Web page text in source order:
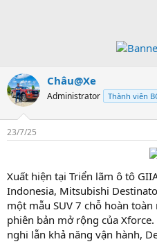
Châu@Xe
Administrator Thành viên
23/7/25
Xuất hiện tại Triển lãm ô tô
Indonesia, Mitsubishi
một mẫu SUV 7 chỗ hoàn
phiên bản mở rộng của
nghi lẫn khả năng vận hành,